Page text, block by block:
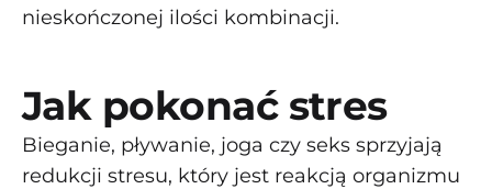
nieskończonej ilości kombinacji.
Jak pokonać stres
Bieganie, pływanie, joga czy seks sprzyjają
redukcji stresu, który jest reakcją organizmu